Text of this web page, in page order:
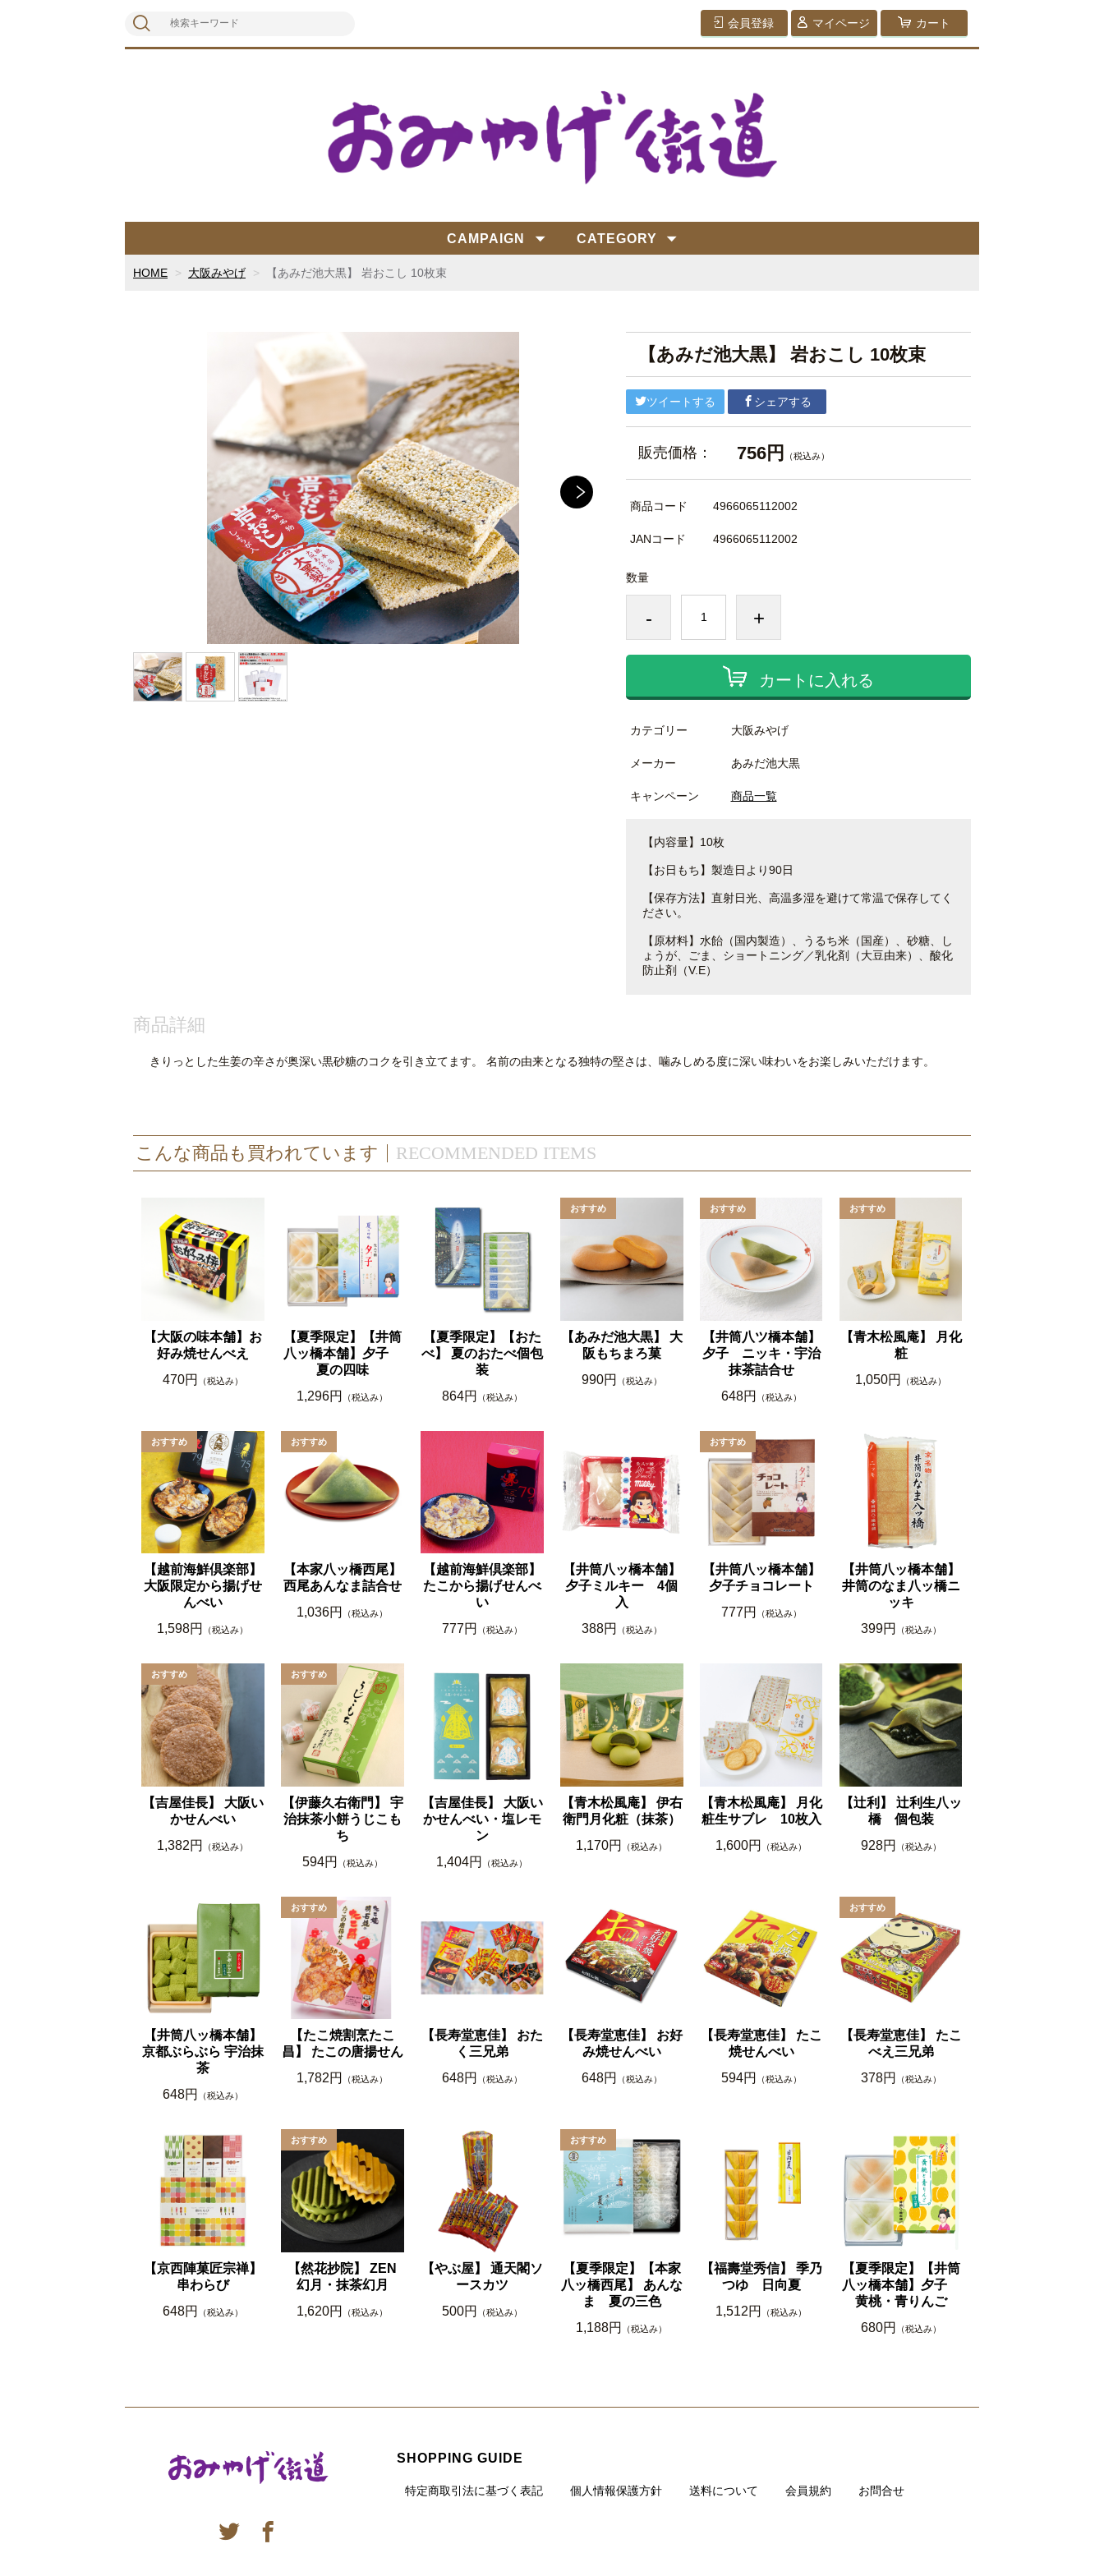
会員登録 マイページ カート
CAMPAIGN CATEGORY
HOME 大阪みやげ 【あみだ池大黒】 岩おこし 10枚束
【あみだ池大黒】 岩おこし 10枚束
ツイートする シェアする
販売価格： 756円 （税込み）
商品コード 4966065112002
JANコード 4966065112002
数量
- +
カートに入れる
カテゴリー 大阪みやげ
メーカー あみだ池大黒
キャンペーン 商品一覧
【内容量】10枚
【お日もち】製造日より90日
【保存方法】直射日光、高温多湿を避けて常温で保存してく
ださい。
【原材料】水飴（国内製造）、うるち米（国産）、砂糖、し
ょうが、ごま、ショートニング／乳化剤（大豆由来）、酸化
防止剤（V.E）
商品詳細
きりっとした生姜の辛さが奥深い黒砂糖のコクを引き立てます。 名前の由来となる独特の堅さは、噛みしめる度に深い味わいをお楽しみいただけます。
RECOMMENDED ITEMS
こんな商品も買われています
【大阪の味本舗】お
好み焼せんべえ
470円
（税込み）
【夏季限定】【井筒
八ッ橋本舗】夕子
夏の四味
1,296円
（税込み）
【夏季限定】【おた
べ】 夏のおたべ個包
装
864円
（税込み）
【あみだ池大黒】 大
阪もちまろ菓
990円
（税込み）
【井筒八ツ橋本舗】
夕子 ニッキ・宇治
抹茶詰合せ
648円
（税込み）
【青木松風庵】 月化
粧
1,050円
（税込み）
【越前海鮮倶楽部】
大阪限定から揚げせ
んべい
1,598円
（税込み）
【本家八ッ橋西尾】
西尾あんなま詰合せ
1,036円
（税込み）
【越前海鮮倶楽部】
たこから揚げせんべ
い
777円
（税込み）
【井筒八ッ橋本舗】
夕子ミルキー 4個
入
388円
（税込み）
【井筒八ッ橋本舗】
夕子チョコレート
777円
（税込み）
【井筒八ッ橋本舗】
井筒のなま八ッ橋ニ
ッキ
399円
（税込み）
【吉屋佳長】 大阪い
かせんべい
1,382円
（税込み）
【伊藤久右衛門】 宇
治抹茶小餅うじこも
ち
594円
（税込み）
【吉屋佳長】 大阪い
かせんべい・塩レモ
ン
1,404円
（税込み）
【青木松風庵】 伊右
衛門月化粧（抹茶）
1,170円
（税込み）
【青木松風庵】 月化
粧生サブレ 10枚入
1,600円
（税込み）
【辻利】 辻利生八ッ
橋 個包装
928円
（税込み）
【井筒八ッ橋本舗】
京都ぶらぶら 宇治抹
茶
648円
（税込み）
【たこ焼割烹たこ
昌】 たこの唐揚せん
1,782円
（税込み）
【長寿堂恵佳】 おた
く三兄弟
648円
（税込み）
【長寿堂恵佳】 お好
み焼せんべい
648円
（税込み）
【長寿堂恵佳】 たこ
焼せんべい
594円
（税込み）
【長寿堂恵佳】 たこ
べえ三兄弟
378円
（税込み）
【京西陣菓匠宗禅】
串わらび
648円
（税込み）
【然花抄院】 ZEN
幻月・抹茶幻月
1,620円
（税込み）
【やぶ屋】 通天閣ソ
ースカツ
500円
（税込み）
【夏季限定】【本家
八ッ橋西尾】 あんな
ま 夏の三色
1,188円
（税込み）
【福壽堂秀信】 季乃
つゆ 日向夏
1,512円
（税込み）
【夏季限定】【井筒
八ッ橋本舗】夕子
黄桃・青りんご
680円
（税込み）
SHOPPING GUIDE
特定商取引法に基づく表記 個人情報保護方針 送料について 会員規約 お問合せ